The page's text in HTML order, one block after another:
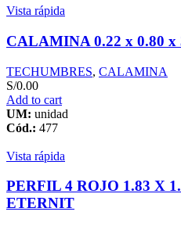
Vista rápida
CALAMINA 0.22 x 0.80 x
TECHUMBRES, CALAMINA
S/0.00
Add to cart
UM: unidad
Cód.: 477
Vista rápida
PERFIL 4 ROJO 1.83 X
ETERNIT